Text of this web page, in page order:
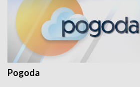
Pogoda